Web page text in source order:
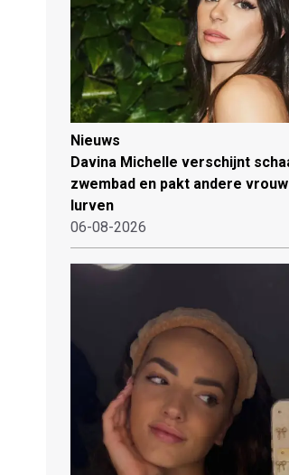
Nieuws
Davina Michelle verschijnt
zwembad en pakt andere
lurven
06-08-2026